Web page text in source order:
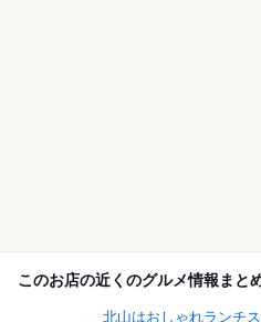
このお店の近くのグルメ情報まと
北山はおしゃれランチ